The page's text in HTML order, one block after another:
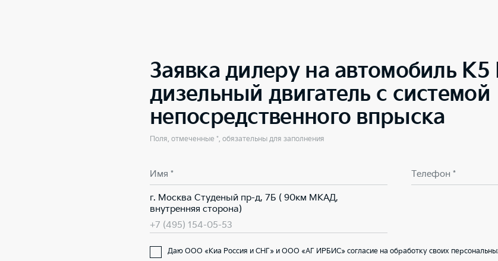
Заявка дилеру на автомобиль K5
дизельный двигатель с системой
непосредственного впрыска
Поля, отмеченные *, обязательны для заполнения
Имя * Телефон *
г. Москва Студеный пр-д, 7Б ( 90км МКАД,
внутренняя сторона)
+7 (495) 154-05-53
Даю ООО «Киа Россия и СНГ» и ООО «АГ ИРБИС» согласие на обработку своих